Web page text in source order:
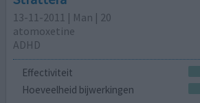
13-11-2011 | Man | 20
atomoxetine
ADHD
Effectiviteit
Hoeveelheid bijwerkingen